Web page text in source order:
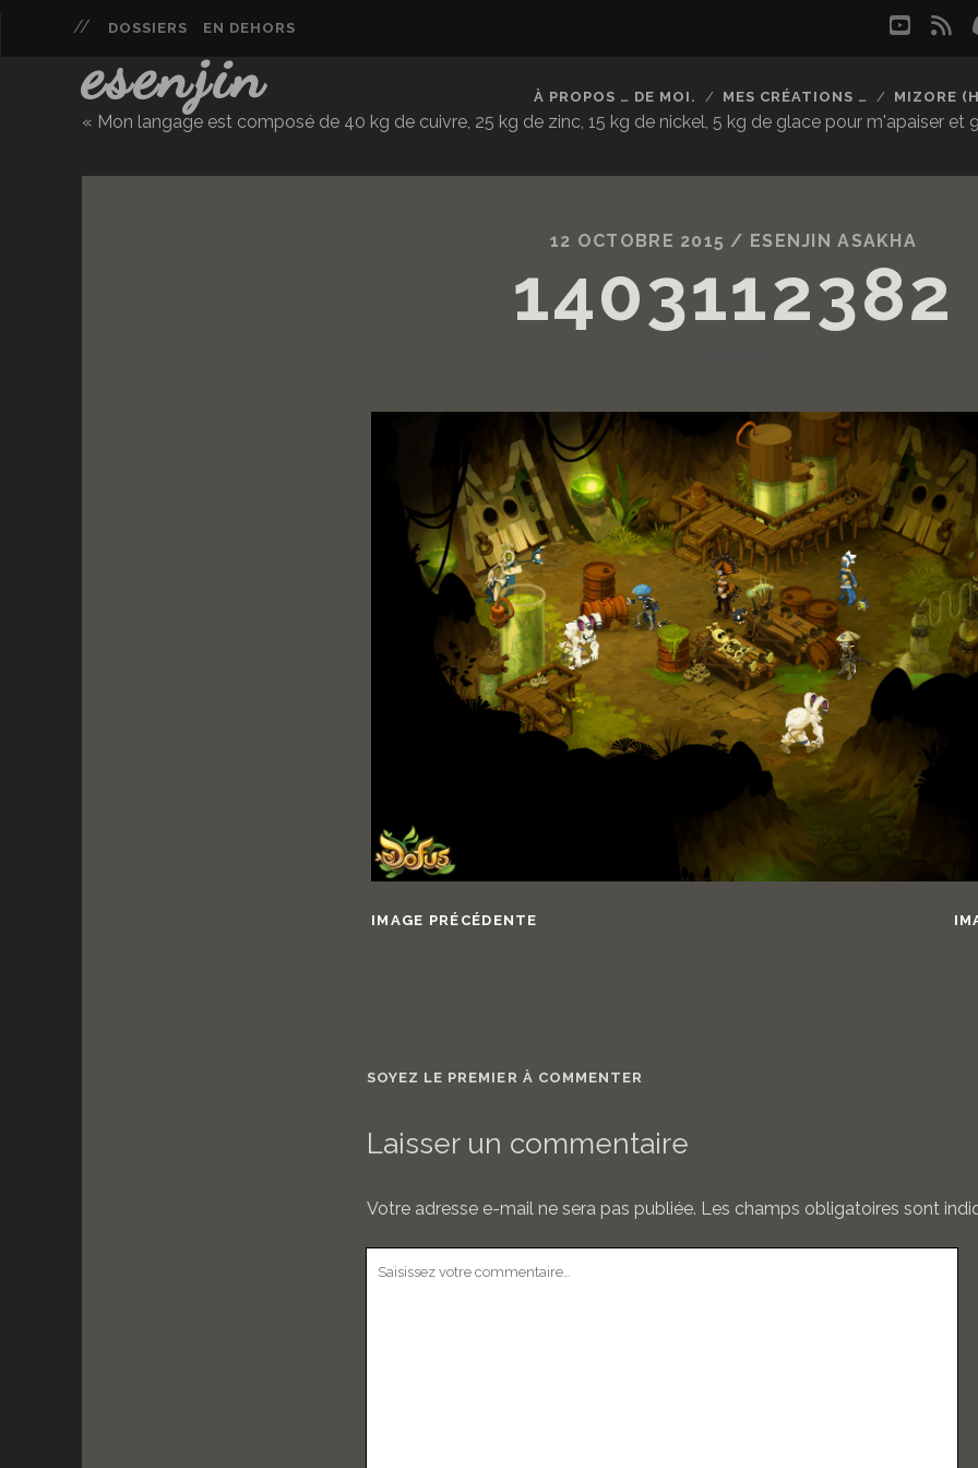
DOSSIERS EN DEHORS
esenjin
« Mon langage est composé de 40 kg de cuivre, 25 kg de zinc, 15 kg de nickel, 5 kg de glace pour m'apaiser et
À PROPOS … DE MOI. MES CRÉATIONS … MIZORE
12 OCTOBRE 2015 / ESENJIN ASAKHA
1403112382
IMAGE PRÉCÉDENTE
SOYEZ LE PREMIER À COMMENTER
Laisser un commentaire
Votre adresse e-mail ne sera pas publiée. Les champs obligatoires sont